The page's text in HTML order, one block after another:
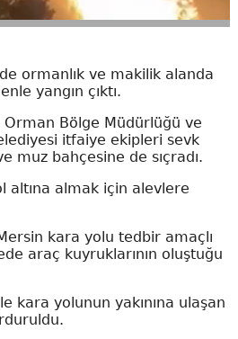
ormanlık ve makilik alanda
yangın çıktı.
Orman Bölge Müdürlüğü ve
itfaiye ekipleri sevk
muz bahçesine de sıçradı.
altına almak için alevlere
kara yolu tedbir amaçlı
araç kuyruklarının oluştuğu
kara yolunun yakınına ulaşan